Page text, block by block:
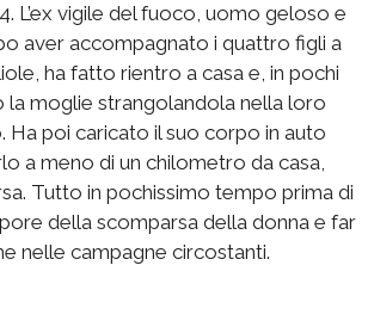
L’ex vigile del fuoco, uomo geloso e
aver accompagnato i quattro figli a
ha fatto rientro a casa e, in pochi
la moglie strangolandola nella loro
Ha poi caricato il suo corpo in auto
a meno di un chilometro da casa,
Tutto in pochissimo tempo prima di
della scomparsa della donna e far
nelle campagne circostanti.